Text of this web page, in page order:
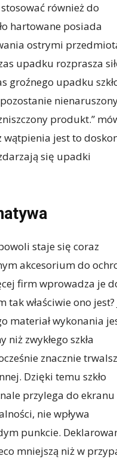
również do
hartowane posiada
ostrymi
upadku rozprasza
groźnego upadku
produkt.”
jest to
się upadki
staje się coraz
akcesorium do
firm wprowadza je
tak właściwie ono jest?
materiał wykonania
zwykłego szkła
znacznie
Dzięki temu szkło
przylega do ekranu
nie wpływa
punkcie.
mniejszą niż w